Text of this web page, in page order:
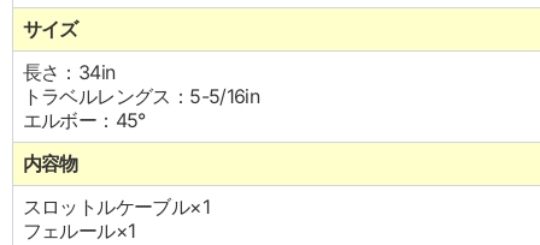
サイズ
長さ：34in
トラベルレングス：5-5/16in
エルボー：45°
内容物
スロットルケーブル×1
フェルール×1